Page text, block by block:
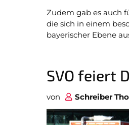
Zudem gab es auch
die sich in einem
bayerischer Ebene
SVO feiert
von Schreiber